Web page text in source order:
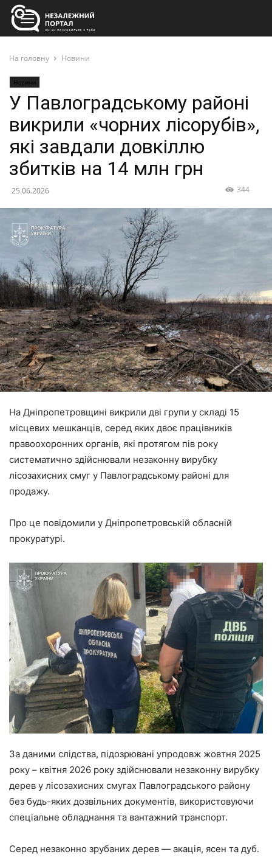
На головну Новини
Новини
У Павлоградському районі
викрили «чорних лісорубів»,
які завдали довкіллю
збитків на 14 млн грн
25.06.2026 344
На Дніпропетровщині викрили дві групи у складі 15
місцевих мешканців, серед яких двоє працівників
правоохоронних органів, які протягом пів року
систематично здійснювали незаконну вирубку
лісозахисних смуг у Павлоградському районі для
продажу.
Про це повідомили у Дніпропетровській обласній
прокуратурі.
За даними слідства, підозрювані упродовж жовтня 2025
року – квітня 2026 року здійснювали незаконну вирубку
дерев у лісозахисних смугах Павлоградського району
без будь-яких дозвільних документів, використовуючи
спеціальне обладнання та вантажний транспорт.
Серед незаконно зрубаних дерев — акація, ясен та дуб.